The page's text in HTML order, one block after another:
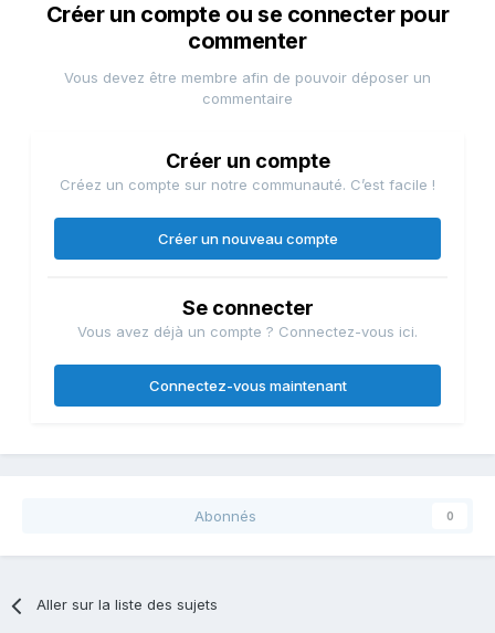
Créer un compte ou se connecter pour
commenter
Vous devez être membre afin de pouvoir déposer un
commentaire
Créer un compte
Créez un compte sur notre communauté. C’est facile !
Créer un nouveau compte
Se connecter
Vous avez déjà un compte ? Connectez-vous ici.
Connectez-vous maintenant
Abonnés 0
Aller sur la liste des sujets